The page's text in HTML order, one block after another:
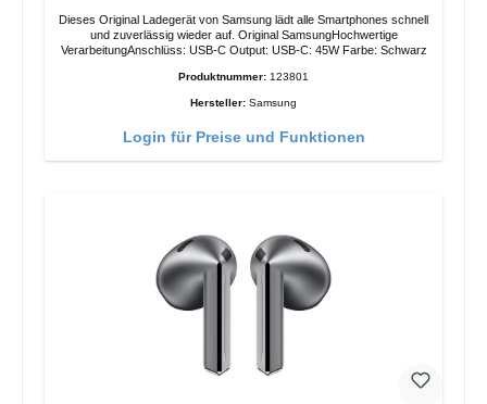
Dieses Original Ladegerät von Samsung lädt alle Smartphones schnell
und zuverlässig wieder auf. Original SamsungHochwertige
VerarbeitungAnschlüss: USB-C Output: USB-C: 45W Farbe: Schwarz
Produktnummer: 123801
Hersteller: Samsung
Login für Preise und Funktionen